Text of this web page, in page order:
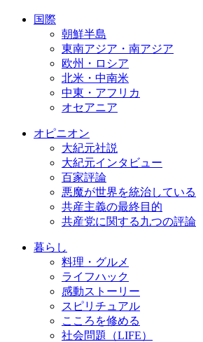
国際
朝鮮半島
東南アジア・南アジア
欧州・ロシア
北米・中南米
中東・アフリカ
オセアニア
オピニオン
大紀元社説
大紀元インタビュー
百家評論
悪魔が世界を統治している
共産主義の最終目的
共産党に関する九つの評論
暮らし
料理・グルメ
ライフハック
感動ストーリー
スピリチュアル
こころを修める
社会問題（LIFE）